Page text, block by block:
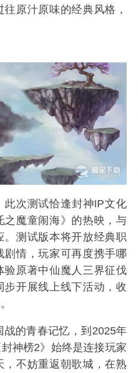
原汁原味的经典风格，
次测试恰逢封神IP文化
魔童闹海》的热映，与
测试版本将开放经典职
剧情，玩家可再度携手哪
验原著中仙魔人三界征伐
开展线上线下活动，收
的青春记忆，到2025年
神榜2》始终是连接玩家
不妨重返朝歌城，在熟